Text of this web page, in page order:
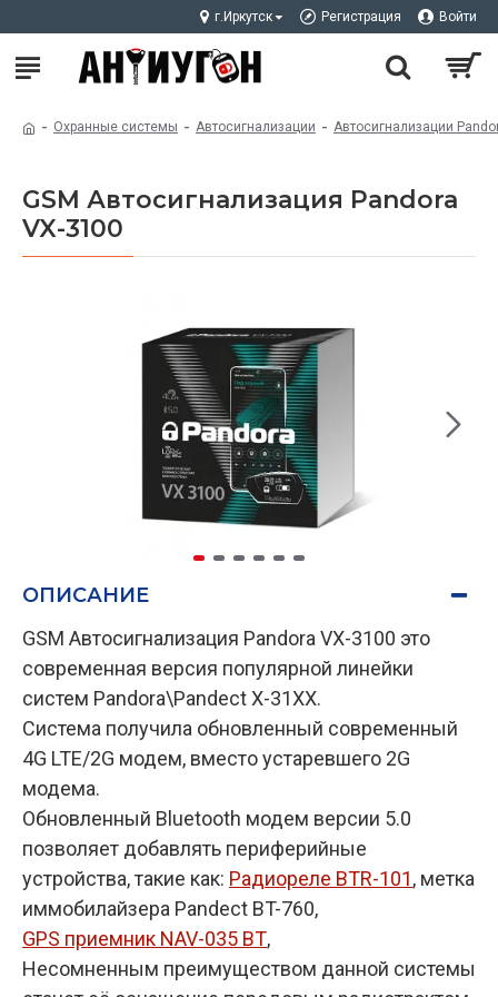
г.Иркутск Регистрация Войти
Охранные системы Автосигнализации Автосигнализации
GSM Автосигнализация Pandora
VX-3100
ОПИСАНИЕ
GSM Автосигнализация Pandora VX-3100 это
современная версия популярной линейки
систем Pandora\Pandect X-31XX.
Система получила обновленный современный
4G LTE/2G модем, вместо устаревшего 2G
модема.
Обновленный Bluetooth модем версии 5.0
позволяет добавлять периферийные
устройства, такие как: Радиореле BTR-101, метка
иммобилайзера Pandect BT-760,
GPS приемник NAV-035 BT,
Несомненным преимуществом данной системы